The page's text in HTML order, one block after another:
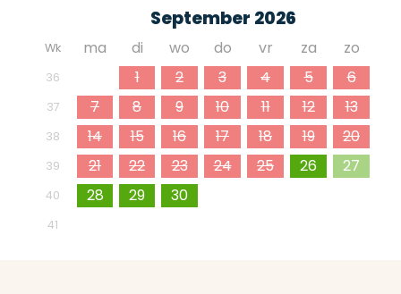
September 2026
Wk ma di wo do vr za zo
36 1 2 3 4 5 6
37 7 8 9 10 11 12 13
38 14 15 16 17 18 19 20
39 21 22 23 24 25 26 27
40 28 29 30
41